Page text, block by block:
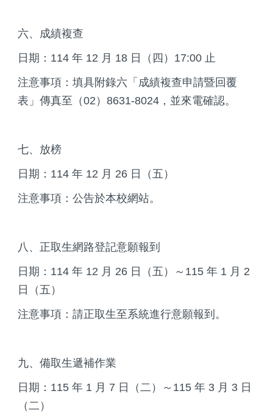
六、成績複查
日期：114 年 12 月 18 日（四）17:00 止
注意事項：填具附錄六「成績複查申請暨回覆
表」傳真至（02）8631-8024，並來電確認。
七、放榜
日期：114 年 12 月 26 日（五）
注意事項：公告於本校網站。
八、正取生網路登記意願報到
日期：114 年 12 月 26 日（五）～115 年 1 月 2
日（五）
注意事項：請正取生至系統進行意願報到。
九、備取生遞補作業
日期：115 年 1 月 7 日（二）～115 年 3 月 3 日
（二）